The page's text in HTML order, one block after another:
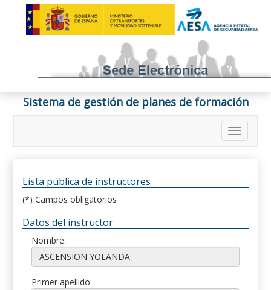
Sistema de gestión de planes de formación
Lista pública de instructores
(*) Campos obligatorios
Datos del instructor
Nombre:
Primer apellido: